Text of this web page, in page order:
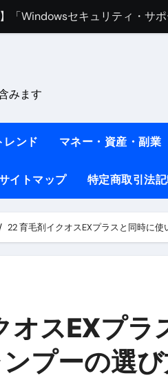
「Windowsセキュリティ・サ
爆発事故｜責任は地震か施設
年期ダイエット】朝に食べる
本当に痩せる薬はコレ！ #医
3.5kg痩せた方法 #shots
べたら痩せる食べ物7選 #ダイ
のふくらはぎ痩せ本当に効果
必見】38歳人生最後のダイエ
ーティン】運動なしで2ヶ月
ン』の学び｜時間・記憶・名言
無料回収・無料査定は危険？
富士山噴火の関係｜最新観測デ
みます
レンド マネー・資産・副業
イトマップ 特定商取引法
22 育毛剤イクオスEXプラスと同時に
オスEXプラ
プーの選